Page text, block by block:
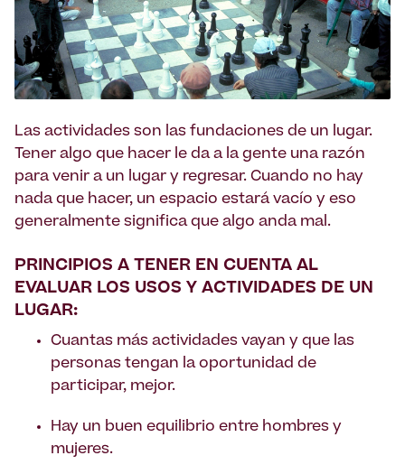
Las actividades son las fundaciones de un lugar.
Tener algo que hacer le da a la gente una razón
para venir a un lugar y regresar. Cuando no hay
nada que hacer, un espacio estará vacío y eso
generalmente significa que algo anda mal.
PRINCIPIOS A TENER EN CUENTA AL
EVALUAR LOS USOS Y ACTIVIDADES DE UN
LUGAR:
Cuantas más actividades vayan y que las
personas tengan la oportunidad de
participar, mejor.
Hay un buen equilibrio entre hombres y
mujeres.